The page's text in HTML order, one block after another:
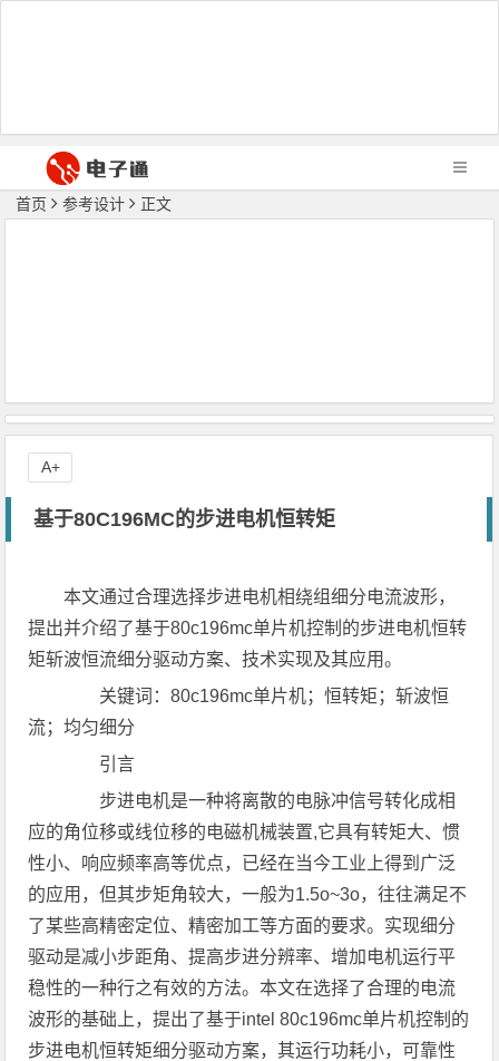
首页 参考设计 正文
基于80C196MC的步进电机恒转矩
本文通过合理选择步进电机相绕组细分电流波形，
提出并介绍了基于80c196mc单片机控制的步进电机恒转
矩斩波恒流细分驱动方案、技术实现及其应用。
关键词：80c196mc单片机；恒转矩；斩波恒
流；均匀细分
引言
步进电机是一种将离散的电脉冲信号转化成相
应的角位移或线位移的电磁机械装置,它具有转矩大、惯
性小、响应频率高等优点，已经在当今工业上得到广泛
的应用，但其步矩角较大，一般为1.5o~3o，往往满足不
了某些高精密定位、精密加工等方面的要求。实现细分
驱动是减小步距角、提高步进分辨率、增加电机运行平
稳性的一种行之有效的方法。本文在选择了合理的电流
波形的基础上，提出了基于intel 80c196mc单片机控制的
步进电机恒转矩细分驱动方案，其运行功耗小，可靠性
A+